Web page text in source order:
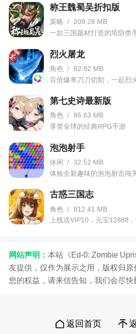
法，不止有全新的宠物系统，
和道具，让你可以拥有无限钻
个性十足的冒险过程，喜欢的快
2、我觉得总的来说很不错
法都挺好的，不氪金稍微肝也
提出一个建议。我牧师48了想
就非常尴尬了，如果重新在给
多时间，所以我想能不能出一
器（比如同一魔女的不同职业
可以是武器成品转化，或者说
样来说想换一个职业尝试一下
发商能早日看到我的建议～
3、还有各种强力的技能搭
更多精彩内容等你来体验
4、这里有着多元化的养成
常的棒哟，个性化时装，外观
清晰的成长路线，多种经典玩
下载吧
称王魏蜀吴折扣版
策略 / 209.28 MB
一款三国题材打造的塔防类
烈火屠龙
角色 / 82.82 MB
百倍爆率刀刀切割，一起烈
第七史诗最新版
角色 / 86.63 MB
享誉全球的经典RPG手游
泡泡射手
休闲 / 32.52 MB
体验全新趣味的泡泡射击闯
古惑三国志
角色 / 812.41 MB
上线送VIP10，元宝12888
网站声明： 本站《Ed-0: Zombie
友提供，仅作为展示之用，版权归原
您的权益，请来信告知，我们会尽快
返回首页